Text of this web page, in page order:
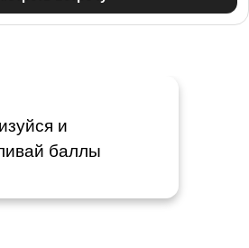
и
баллы